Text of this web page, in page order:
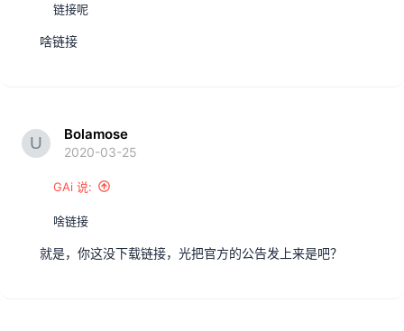
链接呢
啥链接
Bolamose
2020-03-25
GAi 说:
啥链接
就是，你这没下载链接，光把官方的公告发上来是吧？